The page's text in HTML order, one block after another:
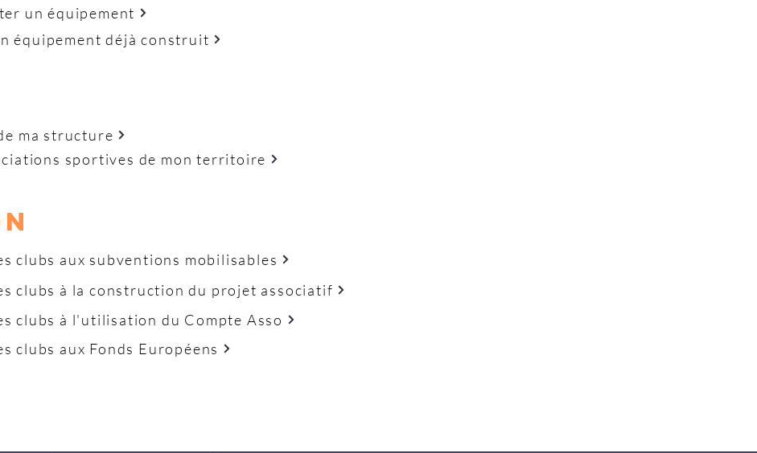
un équipement
équipement déjà construit
ma structure
sportives de mon territoire
clubs aux subventions mobilisables
clubs à la construction du projet associatif
clubs à l'utilisation du Compte Asso
clubs aux Fonds Européens